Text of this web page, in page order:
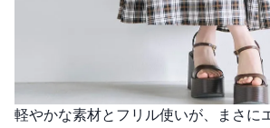
軽やかな素材とフリル使いが、まさに